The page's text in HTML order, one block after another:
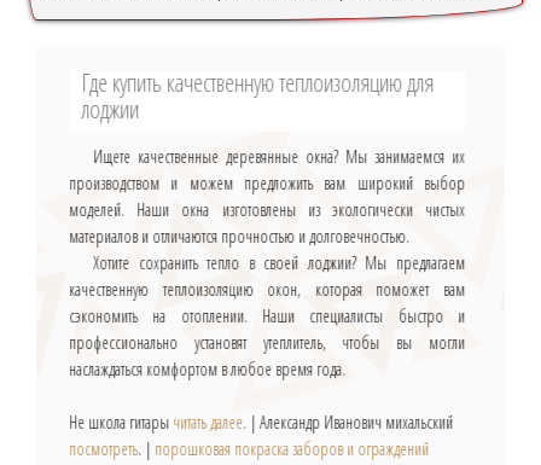
Где купить качественную теплоизоляцию для
лоджии
Ищете качественные деревянные окна? Мы занимаемся их
производством и можем предложить вам широкий выбор
моделей. Наши окна изготовлены из экологически чистых
материалов и отличаются прочностью и долговечностью.
Хотите сохранить тепло в своей лоджии? Мы предлагаем
качественную теплоизоляцию окон, которая поможет вам
сэкономить на отоплении. Наши специалисты быстро и
профессионально установят утеплитель, чтобы вы могли
наслаждаться комфортом в любое время года.
Не школа гитарычитать далее. | Александр Иванович михальский
посмотреть. |порошковая покраска заборов и ограждений